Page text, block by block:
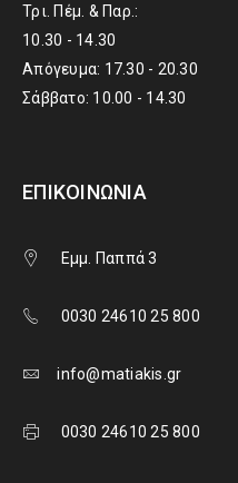
Τρι. Πέμ. & Παρ.:
10.30 - 14.30
Απόγευμα: 17.30 - 20.30
Σάββατο: 10.00 - 14.30
ΕΠΙΚΟΙΝΩΝΊΑ
Εμμ. Παππά 3
0030 24610 25 800
info@matiakis.gr
0030 24610 25 800